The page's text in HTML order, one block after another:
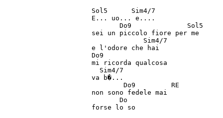
Sol5      Sim4/7
E... uo... e....
       Do9              Sol5
sei un piccolo fiore per me
             Sim4/7
e l'odore che hai
Do9
mi ricorda qualcosa
  Sim4/7
va b�...
        Do9         RE
non sono fedele mai
       Do
forse lo so